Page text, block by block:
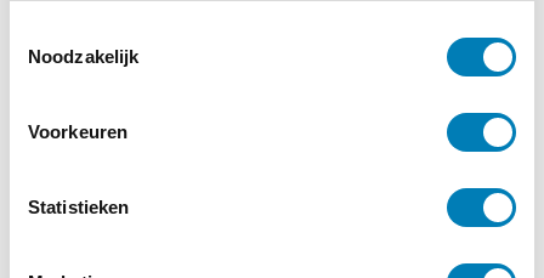
Noodzakelijk
Voorkeuren
Statistieken
Voor andere vragen, mail naar
onderstaand contactformulier in.
LET OP! Wil je je abonnement opzeggen of
dit
mailadres of contactformulier, maar stuur